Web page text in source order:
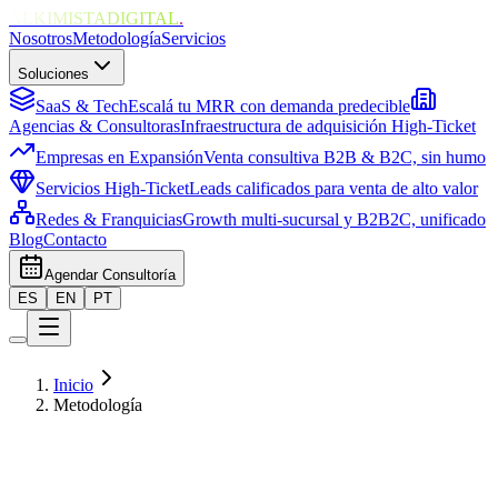
ALKIMISTADIGITAL.
NosotrosMetodologíaServicios
Soluciones
SaaS & TechEscalá tu MRR con demanda predecible
Agencias & ConsultorasInfraestructura de adquisición High-Ticket
Empresas en ExpansiónVenta consultiva B2B & B2C, sin humo
Servicios High-TicketLeads calificados para venta de alto valor
Redes & FranquiciasGrowth multi-sucursal y B2B2C, unificado
BlogContacto
Agendar Consultoría
ES
EN PT
Inicio
Metodología